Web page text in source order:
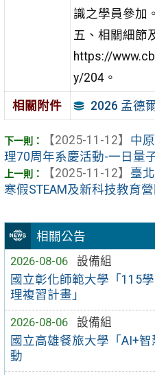
相關公告
2026-08-06
設備組
國立彰化師範大學「115
理複習計畫」
2026-08-06
設備組
國立高雄餐旅大學「AI+
動
識之學員參加。
五、相關細節
https://
y/204。
相關附件 2026 孟德
【2025-11-12】 中
理70周年系慶活動-一日量
【2025-11-12】 臺
寒假STEAM及新科技教育營